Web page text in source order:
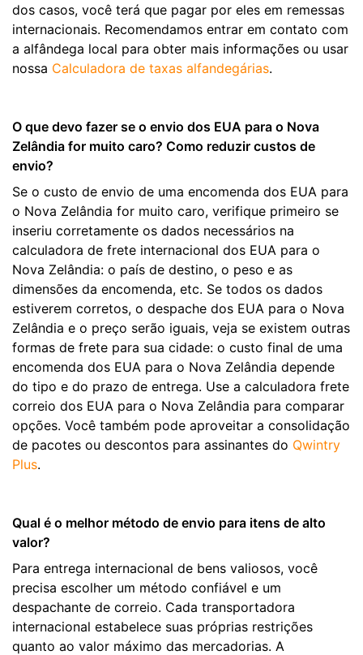
dos casos, você terá que pagar por eles em remessas
internacionais. Recomendamos entrar em contato com
a alfândega local para obter mais informações ou usar
nossa Calculadora de taxas alfandegárias.
O que devo fazer se o envio dos EUA para o Nova
Zelândia for muito caro? Como reduzir custos de
envio?
Se o custo de envio de uma encomenda dos EUA para
o Nova Zelândia for muito caro, verifique primeiro se
inseriu corretamente os dados necessários na
calculadora de frete internacional dos EUA para o
Nova Zelândia: o país de destino, o peso e as
dimensões da encomenda, etc. Se todos os dados
estiverem corretos, o despache dos EUA para o Nova
Zelândia e o preço serão iguais, veja se existem outras
formas de frete para sua cidade: o custo final de uma
encomenda dos EUA para o Nova Zelândia depende
do tipo e do prazo de entrega. Use a calculadora frete
correio dos EUA para o Nova Zelândia para comparar
opções. Você também pode aproveitar a consolidação
de pacotes ou descontos para assinantes do Qwintry
Plus.
Qual é o melhor método de envio para itens de alto
valor?
Para entrega internacional de bens valiosos, você
precisa escolher um método confiável e um
despachante de correio. Cada transportadora
internacional estabelece suas próprias restrições
quanto ao valor máximo das mercadorias. A